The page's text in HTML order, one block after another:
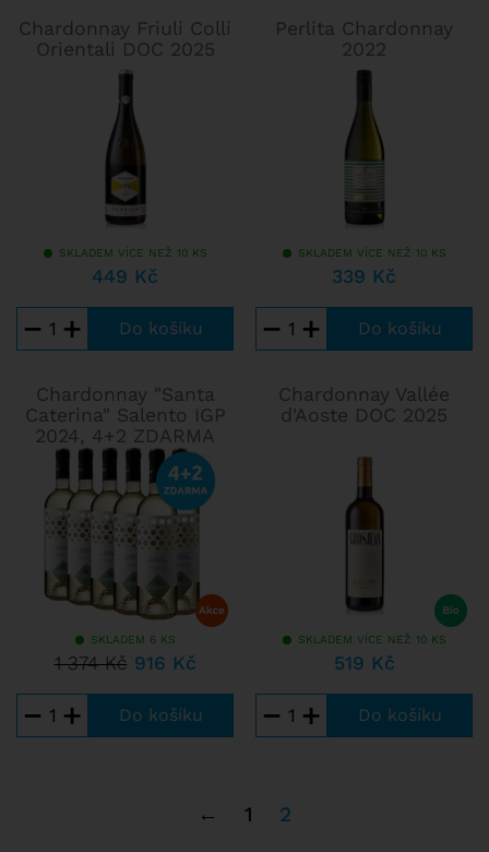
Chardonnay Friuli Colli
Orientali DOC 2025
SKLADEM VÍCE NEŽ 10 KS
449 Kč
− +
Perlita Chardonnay
2022
SKLADEM VÍCE NEŽ 10 KS
339 Kč
− +
Chardonnay "Santa
Caterina" Salento IGP
2024, 4+2 ZDARMA
SKLADEM 6 KS
1 374 Kč916 Kč
− +
Chardonnay Vallée
d'Aoste DOC 2025
SKLADEM VÍCE NEŽ 10 KS
519 Kč
− +
← 1 2